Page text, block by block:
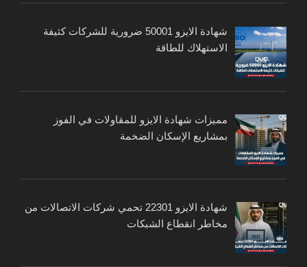
شهادة الايزو 50001 ضرورية للشركات كثيفة
الاستهلاك للطاقة
مميزات شهادة الايزو للمقاولات في الفوز
بمشاريع الإسكان الضخمة
شهادة الايزو 22301 تحمي شركات الاتصالات من
مخاطر انقطاع الشبكات